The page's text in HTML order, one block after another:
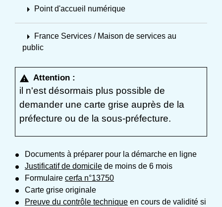
arrow_right Point d'accueil numérique
arrow_right
France Services / Maison de services au
public
warning Attention :
il n'est désormais plus possible de
demander une carte grise auprès de la
préfecture ou de la sous-préfecture.
Documents à préparer pour la démarche en ligne
Justificatif de domicile de moins de 6 mois
Formulaire cerfa n°13750
Carte grise originale
Preuve du contrôle technique en cours de validité si